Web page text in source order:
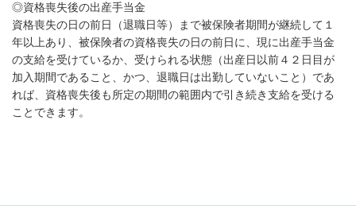
◎資格喪失後の出産手当金
資格喪失の日の前日（退職日等）まで被保険者期間が継続して１
年以上あり、被保険者の資格喪失の日の前日に、現に出産手当金
の支給を受けているか、受けられる状態（出産日以前４２日目が
加入期間であること、かつ、退職日は出勤していないこと）であ
れば、資格喪失後も所定の期間の範囲内で引き続き支給を受ける
ことできます。